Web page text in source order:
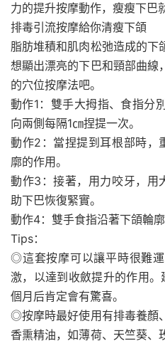
力的提升按摩動作，瘦瘦下巴
排毒引流按摩給你清瘦下頜
脂肪堆積和肌肉松弛造成的下
想顯出漂亮的下巴和頸部曲線
的穴位按摩法吧。
動作1：雙手大拇指、食指分
向兩側每隔1㎝捏提一次。
動作2：當捏提到耳根部時，
廓的作用。
動作3：接著，用力咬牙，用
助下巴恢復緊實。
動作4：雙手食指沿著下頜輪
Tips：
◎這套按摩可以讓平時很難
激，以達到收斂提升的作用
個月后肯定會有驚喜。
◎按摩時最好使用有排毒養顏
香熏精油，如薄荷、天竺葵、